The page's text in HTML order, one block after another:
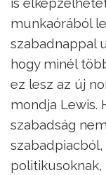
munkaórából
szabadnappal
hogy minél
ez lesz az új
mondja Lewis.
szabadság